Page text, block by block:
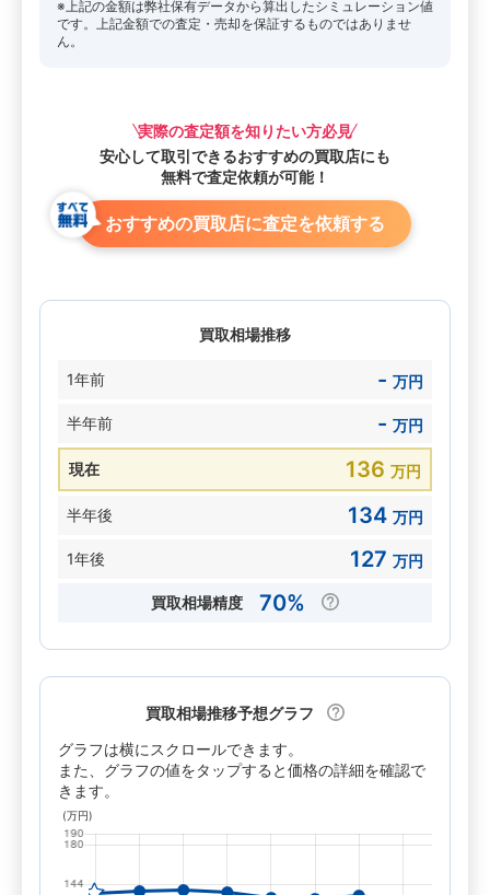
※上記の金額は弊社保有データから算出したシミュレーション値
です。上記金額での査定・売却を保証するものではありませ
ん。
実際の査定額を知りたい方必見
安心して取引できるおすすめの買取店にも
無料で査定依頼が可能！
おすすめの買取店に査定を依頼する
買取相場推移
1年前 - 万円
半年前 - 万円
現在 136 万円
半年後 134 万円
1年後 127 万円
買取相場精度 70%
買取相場推移予想グラフ
グラフは横にスクロールできます。
また、グラフの値をタップすると価格の詳細を確認で
きます。